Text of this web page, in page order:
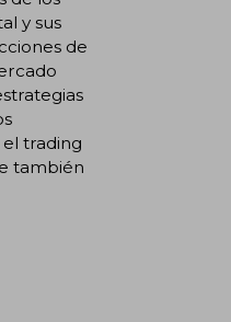
y sus
de
trading
también